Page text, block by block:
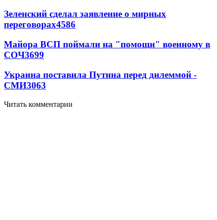
Зеленский сделал заявление о мирных
переговорах4586
Майора ВСП поймали на "помощи" военному в
СОЧ3699
Украина поставила Путина перед дилеммой -
СМИ3063
Читать комментарии